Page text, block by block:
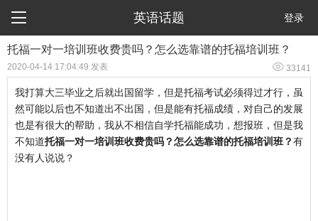
 英语话题 登录
托福一对一培训班收费贵吗？怎么选靠谱的托福培训班？
2020-04-14 17:04:49 发表  33141
我打算大三毕业之后就出国留学，但是托福考试必须得过才行，虽
然可能以后也不知道出不出国，但是能有托福成绩，对自己的发展
也是有很大的帮助，我从不相信自学托福能成功，想报班，但是我
不知道托福一对一培训班收费贵吗？怎么选靠谱的托福培训班？有
没有人说说？